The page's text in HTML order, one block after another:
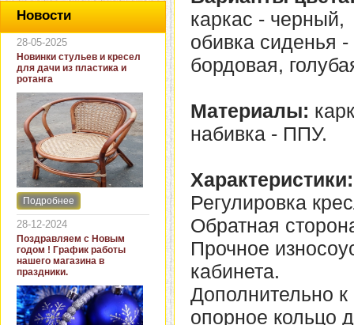
Новости
28-05-2025
Новинки стульев и кресел
для дачи из пластика и
ротанга
Интернет-магазин "Кровать
и диван" представляет
новинки стульев и кресел
для дачи. В ассортименте
представлены как
бюджетные модели из
пластика для дачи, так и
кресла для загородных
домов из натурального и
искусственного ротанга.
Подробнее
28-12-2024
Поздравляем с Новым
годом ! График работы
нашего магазина в
праздники.
каркас - черный,
обивка сиденья
бордовая,
Материалы:
набивка - ППУ.
Характеристики:
Регулировка
Обратная
Прочное
кабинета.
Дополнительно
опорное кольцо